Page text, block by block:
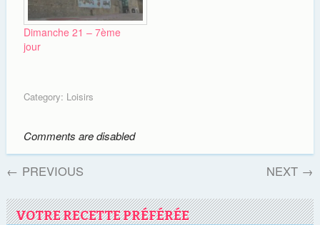
Dimanche 21 – 7ème
jour
Category: Loisirs
Comments are disabled
← PREVIOUS NEXT →
VOTRE RECETTE PRÉFÉRÉE